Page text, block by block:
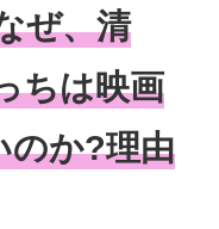
ぜ、清
ちは映画
のか?理由